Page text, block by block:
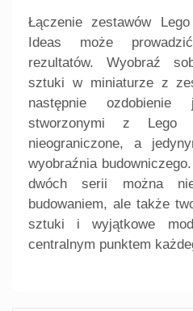
Łączenie zestawów
Ideas może
rezultatów. Wyobraź
sztuki w miniaturze z
następnie
stworzonymi z Lego
nieograniczone, a
wyobraźnia
dwóch serii można
budowaniem, ale także
sztuki i wyjątkowe
centralnym punktem